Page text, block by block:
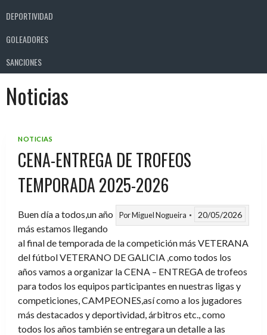
DEPORTIVIDAD
GOLEADORES
SANCIONES
Noticias
NOTICIAS
CENA-ENTREGA DE TROFEOS
TEMPORADA 2025-2026
PorMiguel Nogueira 20/05/2026
Buen día a todos,un año
más estamos llegando
al final de temporada de la competición más VETERANA
del fútbol VETERANO DE GALICIA ,como todos los
años vamos a organizar la CENA – ENTREGA de trofeos
para todos los equipos participantes en nuestras ligas y
competiciones, CAMPEONES,así como a los jugadores
más destacados y deportividad, árbitros etc., como
todos los años también se entregara un detalle a las